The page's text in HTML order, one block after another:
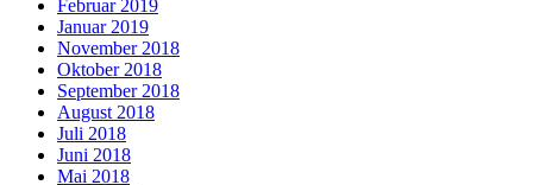
Februar 2019
Januar 2019
November 2018
Oktober 2018
September 2018
August 2018
Juli 2018
Juni 2018
Mai 2018